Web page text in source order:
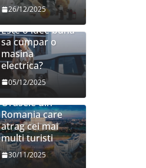
26/12/2025
Este o idee buna
sa cumpar o
masina
electrica?
05/12/2025
Orasele din
Romania care
atrag cei mai
multi turisti
30/11/2025